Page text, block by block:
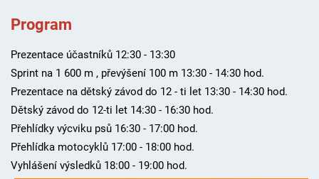
Program
Prezentace účastníků 12:30 - 13:30
Sprint na 1 600 m , převýšení 100 m 13:30 - 14:30 hod.
Prezentace na dětský závod do 12 - ti let 13:30 - 14:30 hod.
Dětský závod do 12-ti let 14:30 - 16:30 hod.
Přehlídky výcviku psů 16:30 - 17:00 hod.
Přehlídka motocyklů 17:00 - 18:00 hod.
Vyhlášení výsledků 18:00 - 19:00 hod.